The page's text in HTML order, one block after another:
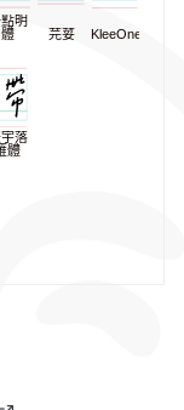
明
體
芫荽 KleeOne
落
體